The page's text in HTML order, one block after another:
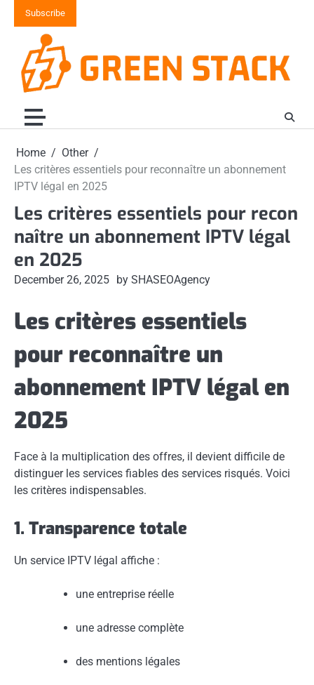
Subscribe
Home
Other
Les critères essentiels pour reconnaître un abonnement
IPTV légal en 2025
Les critères essentiels pour recon
naître un abonnement IPTV légal
en 2025
December 26, 2025 by SHASEOAgency
Les critères essentiels
pour reconnaître un
abonnement IPTV légal en
2025
Face à la multiplication des offres, il devient difficile de
distinguer les services fiables des services risqués. Voici
les critères indispensables.
1. Transparence totale
Un service IPTV légal affiche :
une entreprise réelle
une adresse complète
des mentions légales